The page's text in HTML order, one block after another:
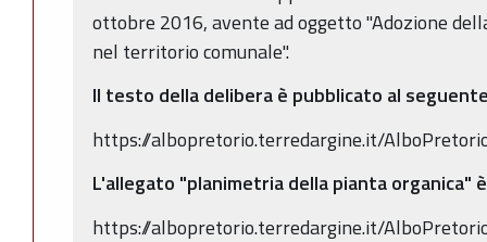
ottobre 2016, avente ad oggetto "Adozione
nel territorio comunale".
Il testo della delibera è pubblicato al
https://albopretorio.terredargine.it/
L'allegato "planimetria della pianta organica"
https://albopretorio.terredargine.it/